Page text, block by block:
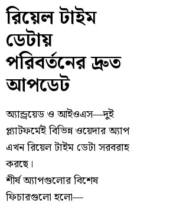
রিয়েল টাইম
ডেটায়
পরিবর্তনের দ্রুত
আপডেট
অ্যান্ড্রয়েড ও আইওএস—দুই
প্ল্যাটফর্মেই বিভিন্ন ওয়েদার অ্যাপ
এখন রিয়েল টাইম ডেটা সরবরাহ
করছে।
শীর্ষ অ্যাপগুলোর বিশেষ
ফিচারগুলো হলো—